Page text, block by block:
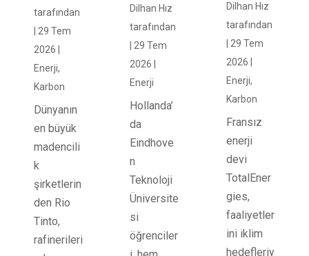
tarafından
| 29 Tem
2026 |
Enerji,
Karbon
Dünyanın
en büyük
madencili
k
şirketlerin
den Rio
Tinto,
rafinerileri
Dilhan Hız
tarafından
29 Tem
2026
Enerji
Hollanda’
da
Eindhove
n
Teknoloji
Üniversite
si
öğrenciler
Dilhan Hız
tarafından
29 Tem
2026
Enerji,
Karbon
Fransız
enerji
devi
TotalEner
gies,
faaliyetler
ini iklim
hedefleriy